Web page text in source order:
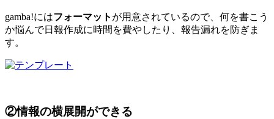
gamba!にはフォーマット が用意されているので、何を書こう
か悩んで日報作成に時間を費やしたり、報告漏れを防ぎま
す。
②情報の横展開ができる